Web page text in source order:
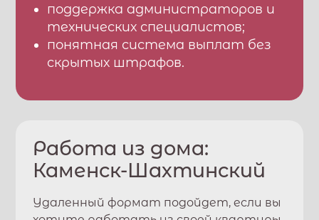
поддержка администраторов и
технических специалистов;
понятная система выплат без
скрытых штрафов.
Работа из дома:
Каменск-Шахтинский
Удаленный формат подойдет, если вы